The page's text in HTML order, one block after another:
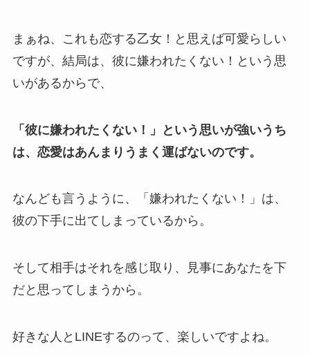
まぁね、これも恋する乙女！と思えば可愛らしい
ですが、結局は、彼に嫌われたくない！という思
いがあるからで、
「彼に嫌われたくない！」という思いが強いうち
は、恋愛はあんまりうまく運ばないのです。
なんども言うように、「嫌われたくない！」は、
彼の下手に出てしまっているから。
そして相手はそれを感じ取り、見事にあなたを下
だと思ってしまうから。
好きな人とLINEするのって、楽しいですよね。